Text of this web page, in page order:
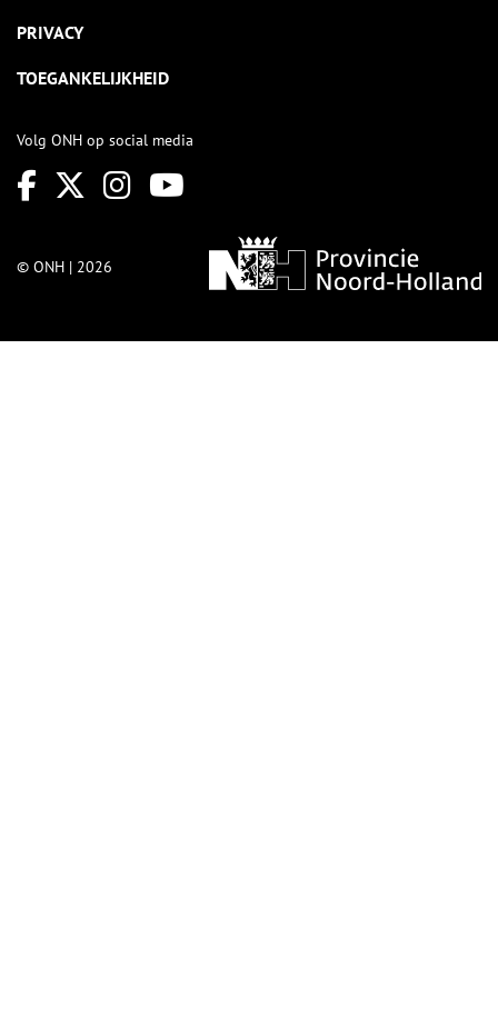
PRIVACY
TOEGANKELIJKHEID
Volg ONH op social media
© ONH | 2026